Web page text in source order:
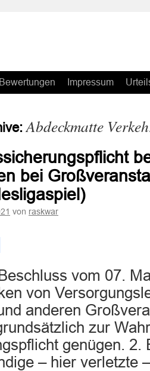
Bewertungen Impressum
Abdeckmatte
bei
von raskwar
vom 07.
von
anderen
zur
genügen. 2.
– hier